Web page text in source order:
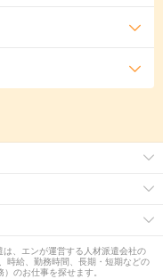
、エンが運営する人材派遣会社の
時給、勤務時間、長期・短期などの
のお仕事を探せます。